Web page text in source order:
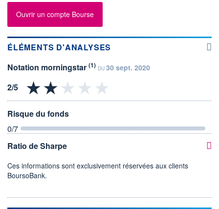
Ouvrir un compte Bourse
ÉLÉMENTS D'ANALYSES
Notation morningstar (1) DU 30 sept. 2020
Risque du fonds
0/7
Ratio de Sharpe
Ces informations sont exclusivement réservées aux clients
BoursoBank.